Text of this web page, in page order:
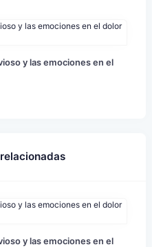
y las emociones en el
y las emociones en el